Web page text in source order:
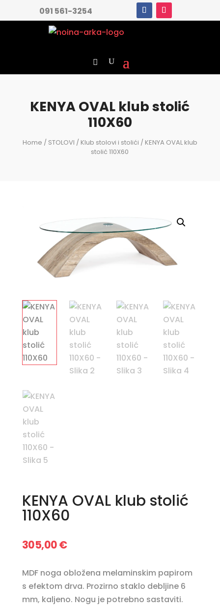
091 561-3254
KENYA OVAL klub stolić
110X60
Home / STOLOVI / Klub stolovi i stolići / KENYA OVAL klub
stolić 110X60
KENYA OVAL klub stolić
110X60
305,00€
MDF noga obložena melaminskim papirom
s efektom drva. Prozirno staklo debljine 6
mm, kaljeno. Nogu je potrebno sastaviti.